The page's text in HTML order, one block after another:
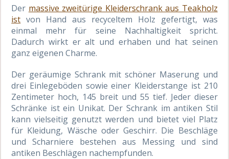
Der massive zweitürige Kleiderschrank aus Teakholz
ist von Hand aus recyceltem Holz gefertigt, was
einmal mehr für seine Nachhaltigkeit spricht.
Dadurch wirkt er alt und erhaben und hat seinen
ganz eigenen Charme.
Der geräumige Schrank mit schöner Maserung und
drei Einlegeböden sowie einer Kleiderstange ist 210
Zentimeter hoch, 145 breit und 55 tief. Jeder dieser
Schränke ist ein Unikat. Der Schrank im antiken Stil
kann vielseitig genutzt werden und bietet viel Platz
für Kleidung, Wäsche oder Geschirr. Die Beschläge
und Scharniere bestehen aus Messing und sind
antiken Beschlägen nachempfunden.